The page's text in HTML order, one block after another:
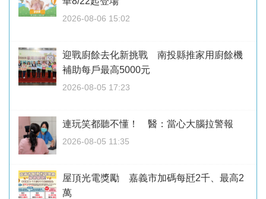
2026-08-06 15:02
迎戰廚餘去化新挑戰 南投縣推家用廚餘機
補助每戶最高5000元
2026-08-05 17:23
連玩笑都聽不懂！ 醫：當心大腦拉警報
2026-08-05 11:35
屋頂光電獎勵 嘉義市加碼每瓩2千、最高2
萬